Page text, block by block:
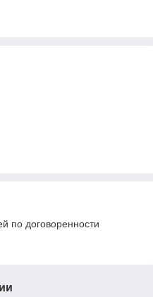
по договоренности